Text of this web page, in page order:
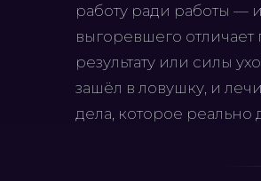
работу ради работы —
выгоревшего
результату или силы
зашёл в ловушку, и
дела, которое реально